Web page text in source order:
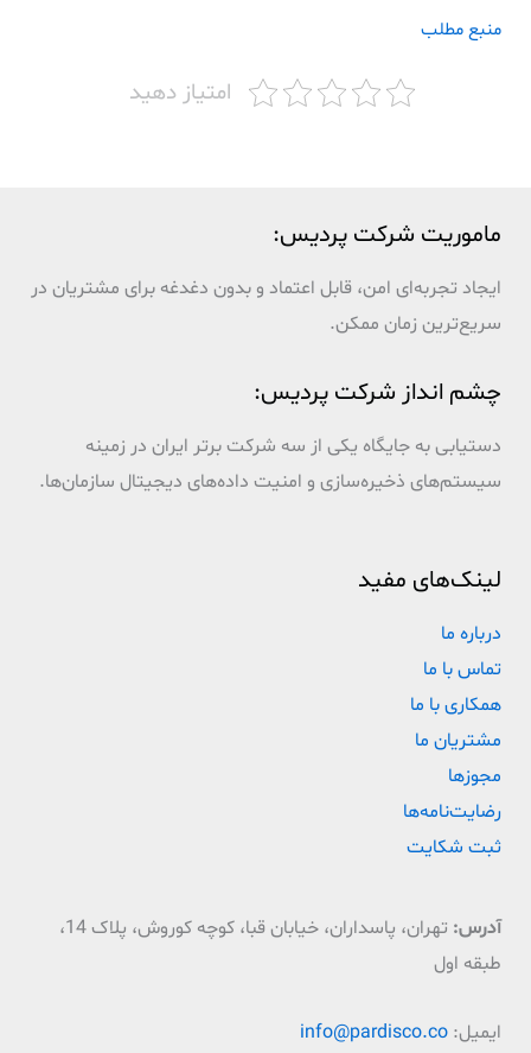
منبع مطلب
امتیاز دهید
ماموریت شرکت پردیس:
ایجاد تجربه‌ای امن، قابل اعتماد و بدون دغدغه برای مشتریان در
سریع‌ترین زمان ممکن.
چشم انداز شرکت پردیس:
دستیابی به جایگاه یکی از سه شرکت برتر ایران در زمینه
سیستم‌های ذخیره‌سازی و امنیت داده‌های دیجیتال سازمان‌ها.
لینک‌های مفید
درباره ما
تماس با ما
همکاری با ما
مشتریان ما
مجوزها
رضایت‌نامه‌ها
ثبت شکایت
آدرس:
تهران، پاسداران، خیابان قبا، کوچه کوروش، پلاک 14،
طبقه اول
ایمیل: info@pardisco.co